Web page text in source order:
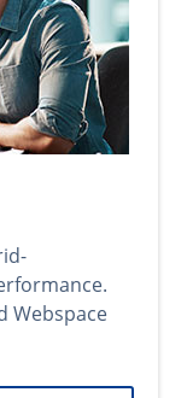
Webspace